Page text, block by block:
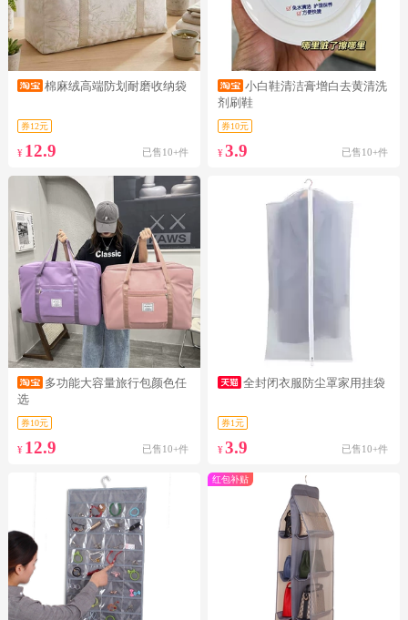
棉麻绒高端防划耐磨收纳袋
券12元
¥ 12.9 已售10+件
小白鞋清洁膏增白去黄清洗
剂刷鞋
券10元
¥3.9 已售10+件
多功能大容量旅行包颜色任
选
券10元
¥ 12.9 已售10+件
全封闭衣服防尘罩家用挂袋
券1元
¥3.9 已售10+件
红包补贴